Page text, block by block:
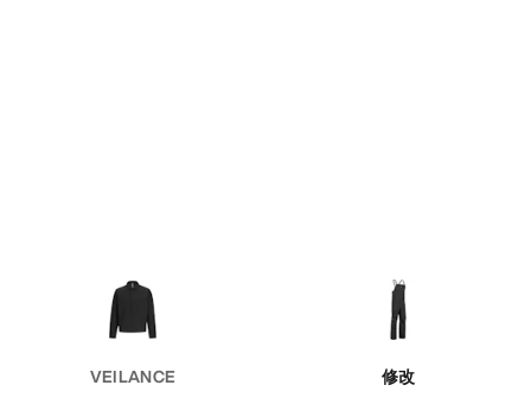
VEILANCE 修改